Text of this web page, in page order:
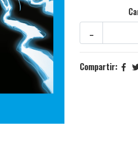
-
Compartir: